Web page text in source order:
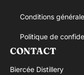
Conditions
Politique de
CONTACT
Biercée Distillery